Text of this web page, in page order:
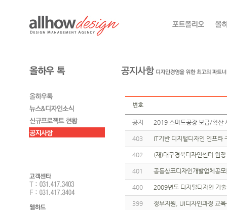
번호
공지 2019 스마트공장 보급/확
403 IT기반 디지털디자인 인프라
402 (재)대구경북디자인센터 원
401 공동상표디자인개발업체공
400 2009년도 디지털디자인 기
399 정부지원, UI디자인과정 교